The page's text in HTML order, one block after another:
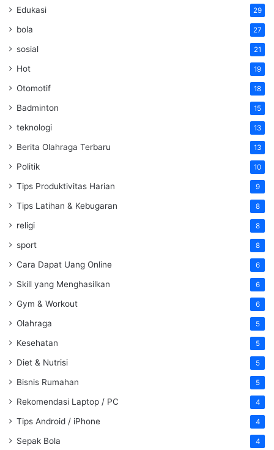
Edukasi 29
bola 27
sosial 21
Hot 19
Otomotif 18
Badminton 15
teknologi 13
Berita Olahraga Terbaru 13
Politik 10
Tips Produktivitas Harian 9
Tips Latihan & Kebugaran 8
religi 8
sport 8
Cara Dapat Uang Online 6
Skill yang Menghasilkan 6
Gym & Workout 6
Olahraga 5
Kesehatan 5
Diet & Nutrisi 5
Bisnis Rumahan 5
Rekomendasi Laptop / PC 4
Tips Android / iPhone 4
Sepak Bola 4